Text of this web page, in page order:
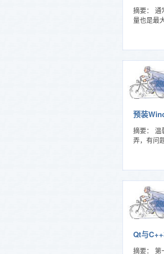
摘要： 通
量也是最
预装
摘要： 温
弄，有问
Qt与
摘要： 第